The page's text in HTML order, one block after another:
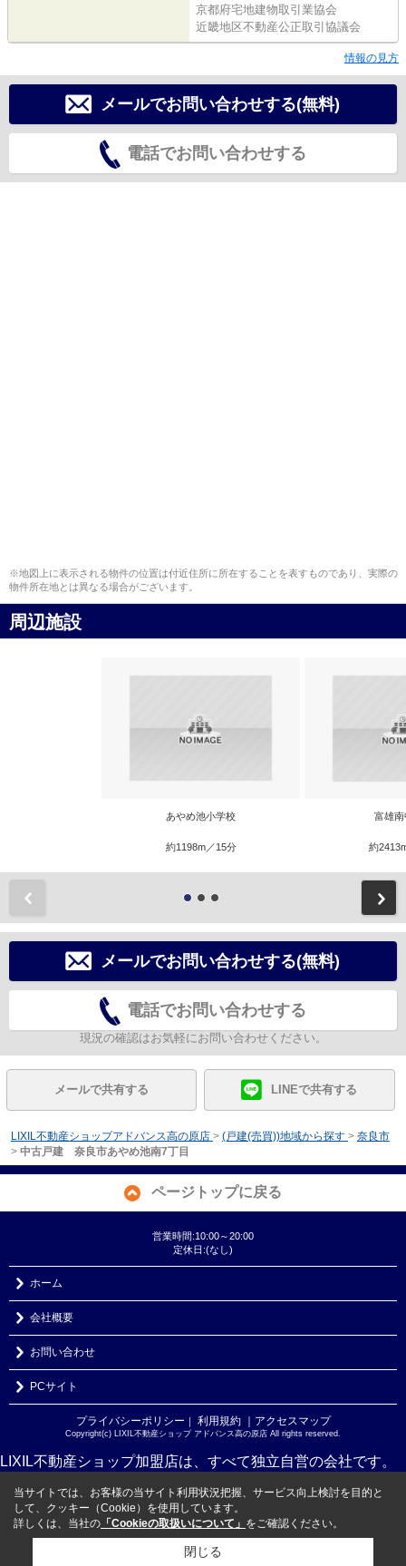
京都府宅地建物取引業協会
近畿地区不動産公正取引協議会
情報の見方
メールでお問い合わせする(無料)
電話でお問い合わせする
※地図上に表示される物件の位置は付近住所に所在することを表すものであり、実際の
物件所在地とは異なる場合がございます。
周辺施設
あやめ池小学校
約1198m／15分
富雄南
約
メールでお問い合わせする(無料)
電話でお問い合わせする
現況の確認はお気軽にお問い合わせください。
メールで共有する LINEで共有する
LIXIL不動産ショップアドバンス高の原店 > (戸建(売買))地域から探す > 奈良市
> 中古戸建 奈良市あやめ池南7丁目
ページトップに戻る
営業時間:10:00～20:00
定休日:(なし)
ホーム
会社概要
お問い合わせ
PCサイト
プライバシーポリシー 利用規約 ｜アクセスマップ
Copyright(c) LIXIL不動産ショップ アドバンス高の原店 All rights reserved.
LIXIL不動産ショップ加盟店は、すべて独立自営の会社です。
当サイトでは、お客様の当サイト利用状況把握、サービス向上検討を目的と
して、クッキー（Cookie）を使用しています。
詳しくは、当社の 「Cookieの取扱いについて」 をご確認ください。
閉じる